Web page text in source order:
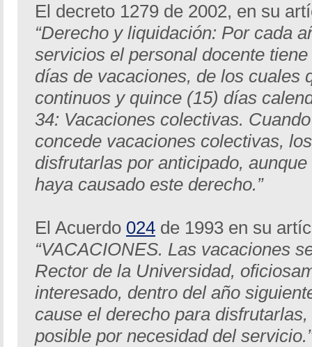
El decreto 1279 de 2002, en su
“Derecho y liquidación: Por cada
servicios el personal docente
días de vacaciones, de los cuales
continuos y quince (15) días
34: Vacaciones colectivas.
concede vacaciones colectivas,
disfrutarlas por anticipado,
haya causado este derecho.”
El Acuerdo 024 de 1993 en su
“VACACIONES. Las vacaciones
Rector de la Universidad,
interesado, dentro del año
cause el derecho para
posible por necesidad del